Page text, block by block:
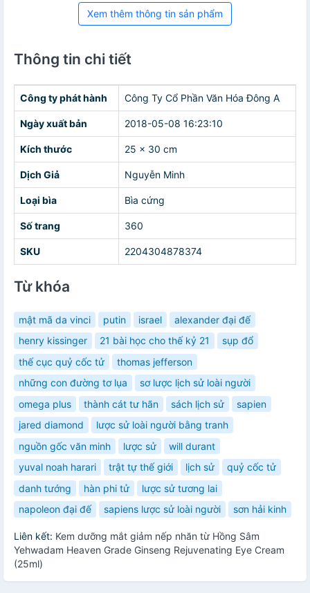
Xem thêm thông tin sản phẩm
Thông tin chi tiết
Công ty phát hành Công Ty Cổ Phần Văn Hóa Đông A
Ngày xuất bản 2018-05-08 16:23:10
Kích thước 25 x 30 cm
Dịch Giả Nguyễn Minh
Loại bìa Bìa cứng
Số trang 360
SKU 2204304878374
Từ khóa
mật mã da vinci putin israel
alexander đại đế
henry kissinger
21 bài học cho thế kỷ 21
sụp đổ
thế cục quỷ cốc tử
thomas jefferson
những con đường tơ lụa
sơ lược lịch sử loài người
omega plus
thành cát tư hãn sách lịch sử
sapien
jared diamond
lược sử loài người bằng tranh
nguồn gốc văn minh
lược sử
will durant
yuval noah harari
trật tự thế giới lịch sử
quỷ cốc tử
danh tướng
hàn phi tử
lược sử tương lai
napoleon đại đế
sapiens lược sử loài người sơn hải kinh
Liên kết: Kem dưỡng mắt giảm nếp nhăn từ Hồng Sâm
Yehwadam Heaven Grade Ginseng Rejuvenating Eye Cream
(25ml)